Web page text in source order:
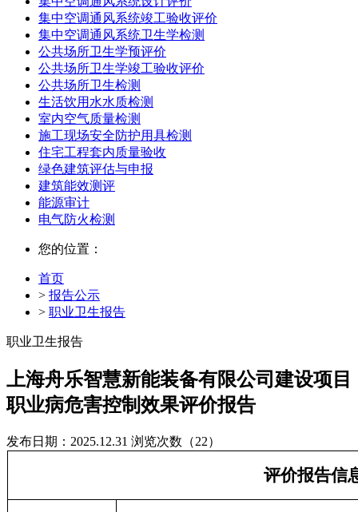
集中空调通风系统竣工验收评价
集中空调通风系统卫生学检测
公共场所卫生学预评价
公共场所卫生学竣工验收评价
公共场所卫生检测
生活饮用水水质检测
室内空气质量检测
施工现场安全防护用具检测
住宅工程套内质量验收
绿色建筑评估与申报
建筑能效测评
能源审计
电气防火检测
您的位置：
首页
> 报告公示
> 职业卫生报告
职业卫生报告
上海舟乐智慧新能装备有限公司建设项目
职业病危害控制效果评价报告
发布日期：2025.12.31 浏览次数（22）
评价报告信